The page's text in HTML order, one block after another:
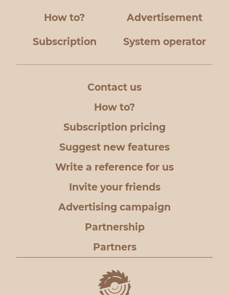
How to? Advertisement
Subscription System operator
Contact us
How to?
Subscription pricing
Suggest new features
Write a reference for us
Invite your friends
Advertising campaign
Partnership
Partners